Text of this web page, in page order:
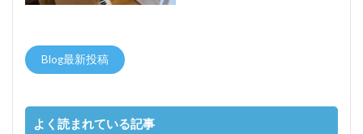
Blog最新投稿
よく読まれている記事